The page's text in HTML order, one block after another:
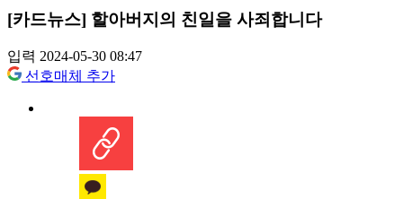
[카드뉴스] 할아버지의 친일을 사죄합니다
입력 2024-05-30 08:47
선호매체 추가